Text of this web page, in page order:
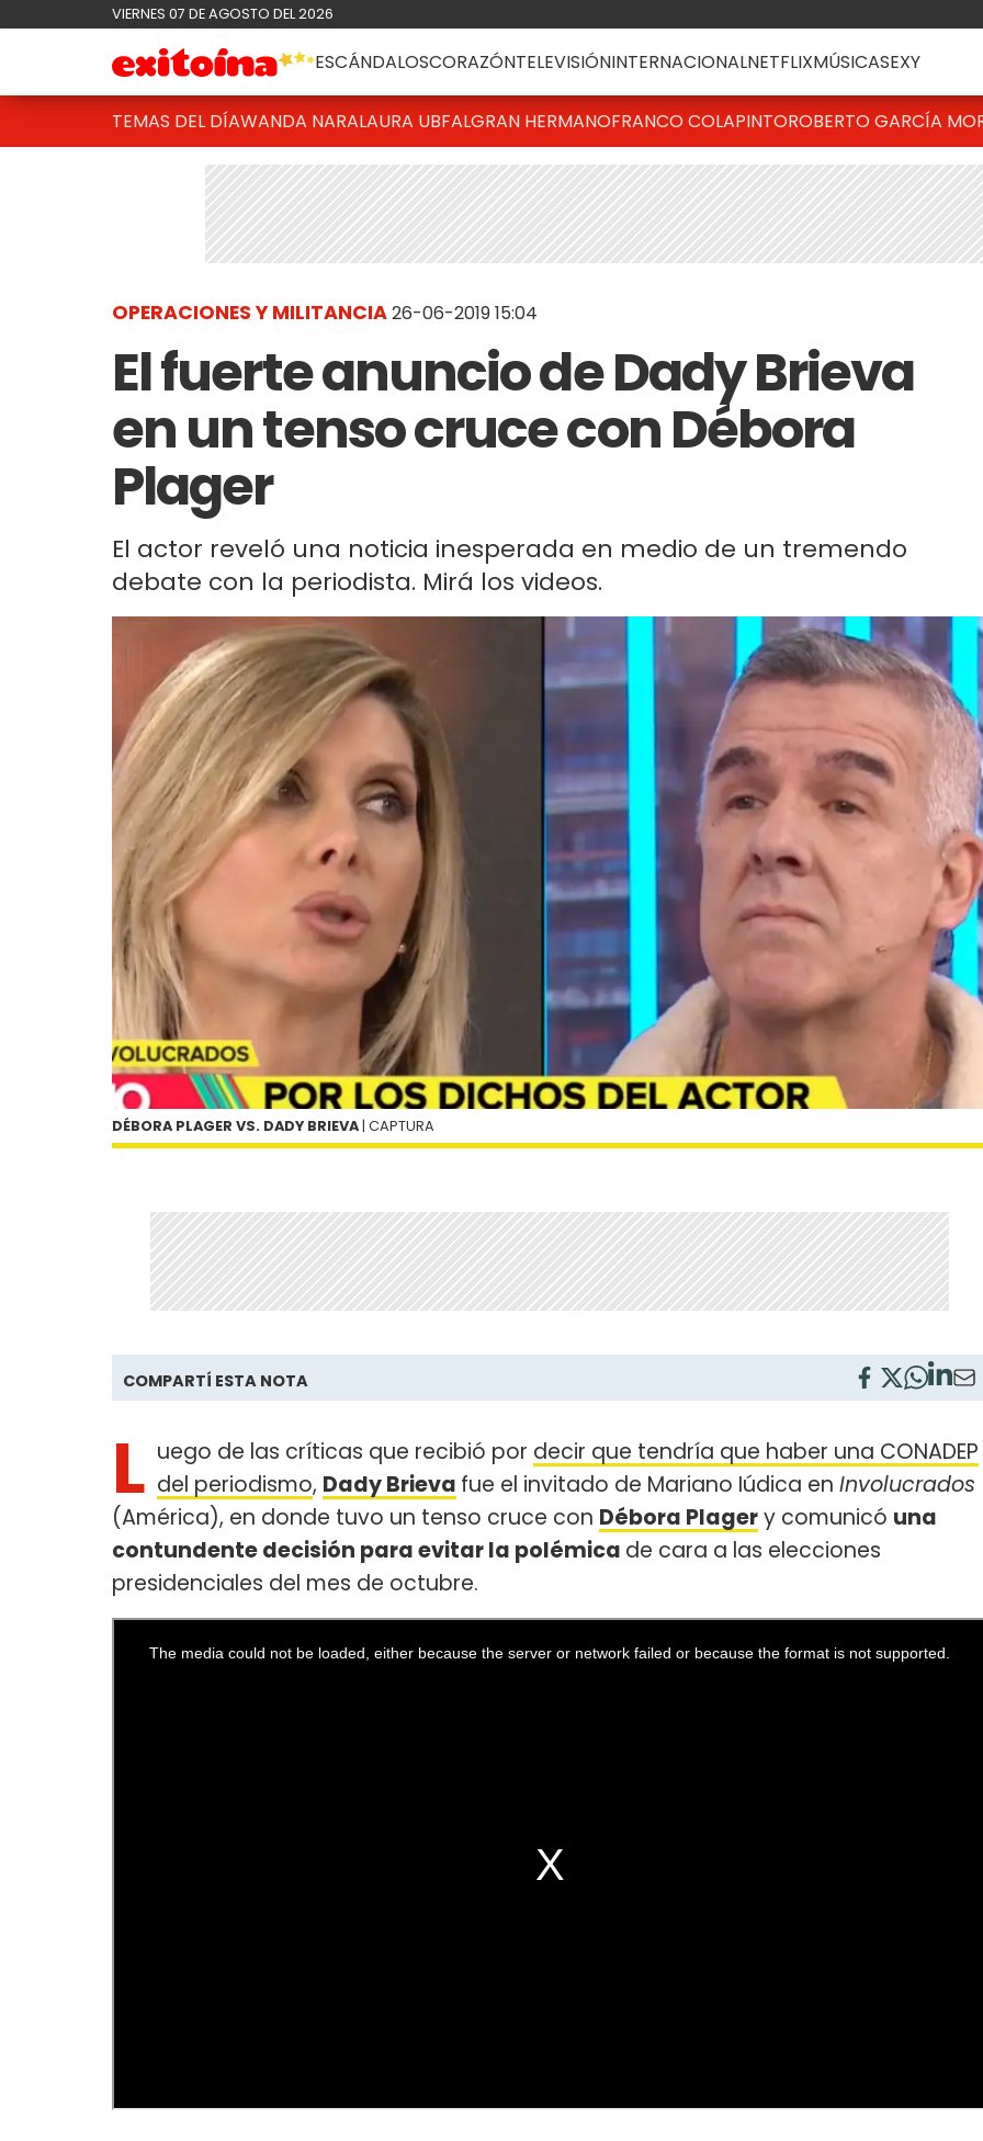
VIERNES 07 DE AGOSTO DEL 2026
ESCÁNDALOSCORAZÓNTELEVISIÓNINTERNACIONALNETFLIXMÚSICASEXY
TEMAS DEL DÍAWANDA NARALAURA UBFALGRAN HERMANOFRANCO COLAPINTOROBERTO GARCÍA
OPERACIONES Y MILITANCIA26-06-2019 15:04
El fuerte anuncio de Dady Brieva
en un tenso cruce con Débora
Plager
El actor reveló una noticia inesperada en medio de un tremendo
debate con la periodista. Mirá los videos.
DÉBORA PLAGER VS. DADY BRIEVA | CAPTURA
COMPARTÍ ESTA NOTA
L uego de las críticas que recibió por decir que tendría que haber una CONADEP
del periodismo, Dady Brieva fue el invitado de Mariano Iúdica en Involucrados
(América), en donde tuvo un tenso cruce con Débora Plagery comunicó una
contundente decisión para evitar la polémica de cara a las elecciones
presidenciales del mes de octubre.